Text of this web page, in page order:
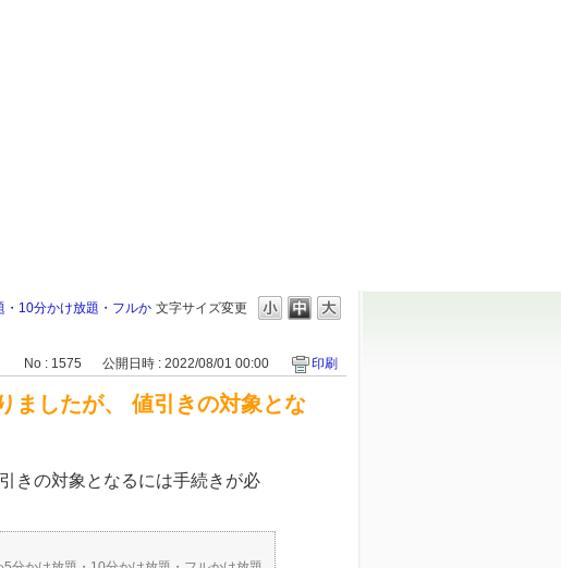
文字サイズ変更
・10分かけ放題・フルか
No : 1575 公開日時 : 2022/08/01 00:00 印刷
ましたが、 値引きの対象とな
きの対象となるには手続きが必